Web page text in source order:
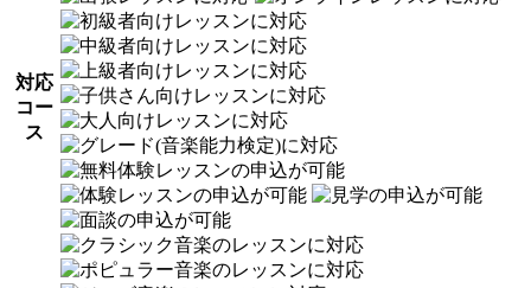
対応
コー
ス